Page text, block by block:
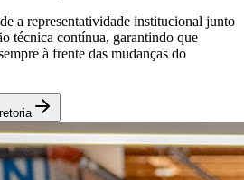
a representatividade institucional junto
técnica contínua, garantindo que
à frente das mudanças do